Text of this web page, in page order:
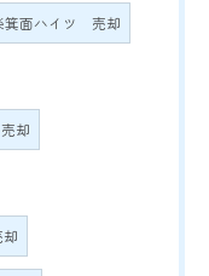
箕面ハイツ 売却
却